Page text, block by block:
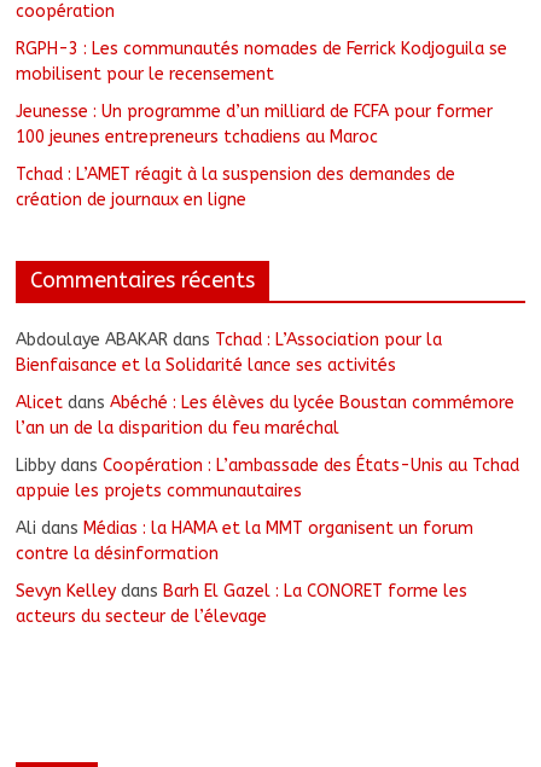
coopération
RGPH-3 : Les communautés nomades de Ferrick Kodjoguila se
mobilisent pour le recensement
Jeunesse : Un programme d’un milliard de FCFA pour former
100 jeunes entrepreneurs tchadiens au Maroc
Tchad : L’AMET réagit à la suspension des demandes de
création de journaux en ligne
Commentaires récents
Abdoulaye ABAKAR dans Tchad : L’Association pour la
Bienfaisance et la Solidarité lance ses activités
Alicet dansAbéché : Les élèves du lycée Boustan commémore
l’an un de la disparition du feu maréchal
Libby dansCoopération : L’ambassade des États-Unis au Tchad
appuie les projets communautaires
Ali dans Médias : la HAMA et la MMT organisent un forum
contre la désinformation
Sevyn Kelley dans Barh El Gazel : La CONORET forme les
acteurs du secteur de l’élevage